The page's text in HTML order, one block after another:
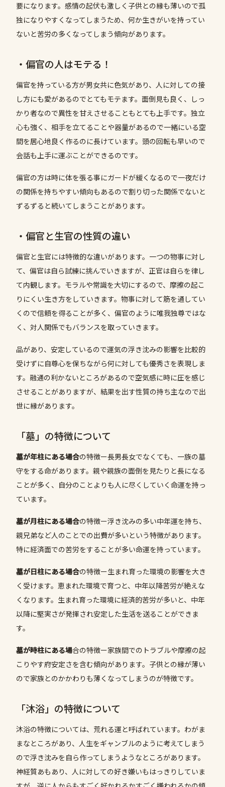
要になります。感情の起伏も激しく子供との縁も薄いので孤
独になりやすくなってしまうため、何か生きがいを持ってい
ないと苦労の多くなってしまう傾向があります。
・偏官の人はモテる！
偏官を持っている方が男女共に色気があり、人に対しての接
し方にも愛があるのでとてもモテます。面倒見も良く、しっ
かり者なので異性を甘えさせることもとても上手です。独立
心も強く、相手を立てることや器量があるので一緒にいる空
間を居心地良く作るのに長けています。頭の回転も早いので
会話も上手に運ぶことができるのです。
偏官の方は時に体を張る事にガードが緩くなるので一夜だけ
の関係を持ちやすい傾向もあるので割り切った関係でないと
ずるずると続いてしまうことがあります。
・偏官と生官の性質の違い
偏官と生官には特徴的な違いがあります。一つの物事に対し
て、偏官は自ら試練に挑んでいきますが、正官は自らを律し
て内観します。モラルや常識を大切にするので、摩擦の起こ
りにくい生き方をしていきます。物事に対して筋を通してい
くので信頼を得ることが多く、偏官のように唯我独尊ではな
く、対人関係でもバランスを取っていきます。
品があり、安定しているので運気の浮き沈みの影響を比較的
受けずに自尊心を保ちながら何に対しても優秀さを表現しま
す。融通の利かないところがあるので空気感に時に圧を感じ
させることがありますが、結果を出す性質の持ち主なので出
世に縁があります。
「墓」の特徴について
墓が年柱にある場合の特徴ー長男長女でなくても、一族の墓
守をする命があります。親や親族の面倒を見たりと長になる
ことが多く、自分のことよりも人に尽くしていく命運を持っ
ています。
墓が月柱にある場合の特徴ー浮き沈みの多い中年運を持ち、
親兄弟など人のことでの出費が多いという特徴があります。
特に経済面での苦労をすることが多い命運を持っています。
墓が日柱にある場合の特徴ー生まれ育った環境の影響を大き
く受けます。恵まれた環境で育つと、中年以降苦労が絶えな
くなります。生まれ育った環境に経済的苦労が多いと、中年
以降に堅実さが発揮され安定した生活を送ることができま
す。
墓が時柱にある場合の特徴ー家族間でのトラブルや摩擦の起
こりやす府安定さを含む傾向があります。子供との縁が薄い
ので家族とのかかわりも薄くなってしまうのが特徴です。
「沐浴」の特徴について
沐浴の特徴については、荒れる運と呼ばれています。わがま
まなところがあり、人生をギャンブルのように考えてしまう
ので浮き沈みを自ら作ってしまうようなところがあります。
神経質あもあり、人に対しての好き嫌いもはっきりしていま